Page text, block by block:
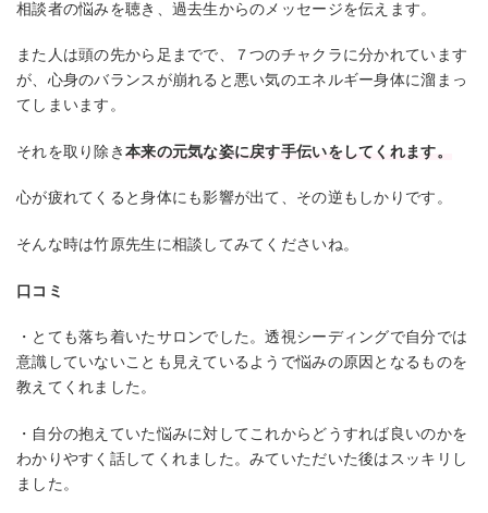
相談者の悩みを聴き、過去生からのメッセージを伝えます。
また人は頭の先から足までで、７つのチャクラに分かれています
が、心身のバランスが崩れると悪い気のエネルギー身体に溜まっ
てしまいます。
それを取り除き本来の元気な姿に戻す手伝いをしてくれます。
心が疲れてくると身体にも影響が出て、その逆もしかりです。
そんな時は竹原先生に相談してみてくださいね。
口コミ
・とても落ち着いたサロンでした。透視シーディングで自分では
意識していないことも見えているようで悩みの原因となるものを
教えてくれました。
・自分の抱えていた悩みに対してこれからどうすれば良いのかを
わかりやすく話してくれました。みていただいた後はスッキリし
ました。